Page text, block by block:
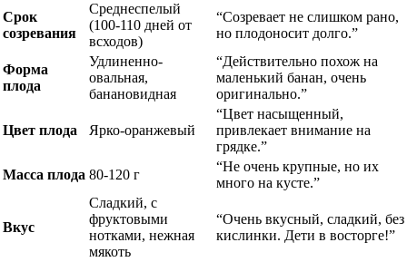
Срок
созревания
Среднеспелый
(100-110 дней от
всходов)
“Созревает не слишком рано,
но плодоносит долго.”
Форма
плода
Удлиненно-
овальная,
банановидная
“Действительно похож на
маленький банан, очень
оригинально.”
Цвет плода Ярко-оранжевый
“Цвет насыщенный,
привлекает внимание на
грядке.”
Масса плода 80-120 г
“Не очень крупные, но их
много на кусте.”
Вкус
Сладкий, с
фруктовыми
нотками, нежная
мякоть
“Очень вкусный, сладкий, без
кислинки. Дети в восторге!”